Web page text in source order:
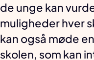
de unge kan
muligheder hver
kan også møde
skolen, som kan